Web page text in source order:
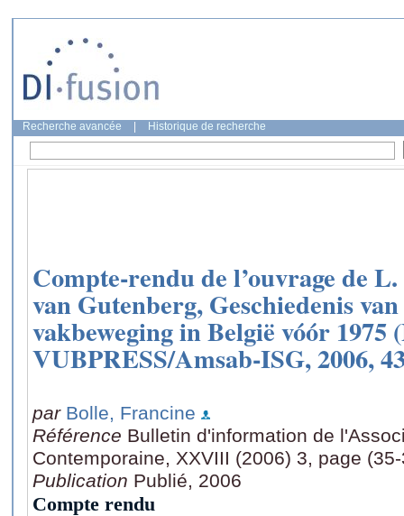
Recherche avancée Historique de recherche
Compte-rendu de l’ouvrage de
van Gutenberg, Geschiedenis
vakbeweging in België vóór 1975
VUBPRESS/Amsab-ISG, 2006,
par Bolle, Francine
Référence Bulletin d'information de
Contemporaine, XXVIII (2006) 3, page
Publication Publié, 2006
Compte rendu